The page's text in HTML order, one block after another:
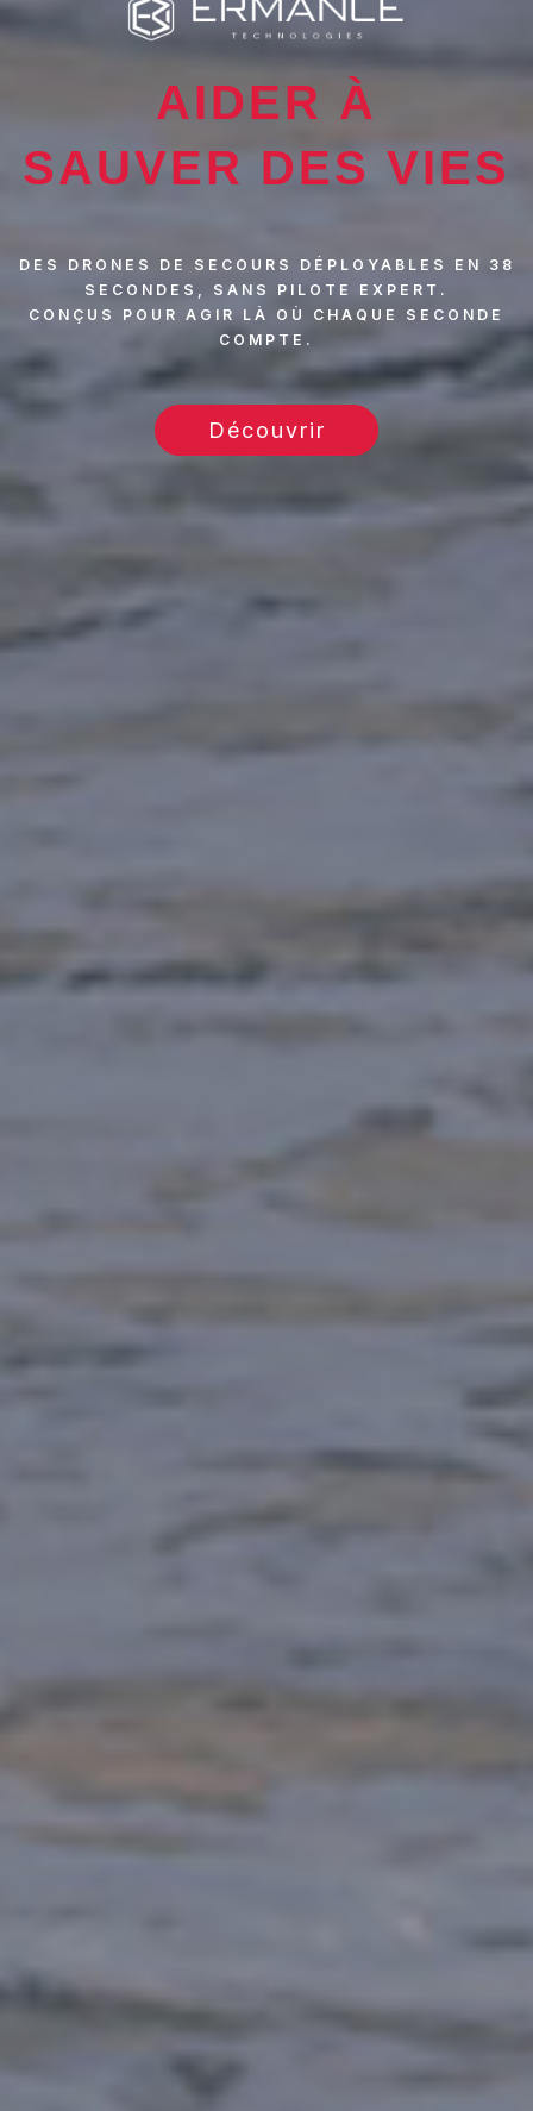
AIDER À
SAUVER DES VIES
DES DRONES DE SECOURS DÉPLOYABLES EN 38
SECONDES, SANS PILOTE EXPERT.
CONÇUS POUR AGIR LÀ OÙ CHAQUE SECONDE
COMPTE.
Découvrir